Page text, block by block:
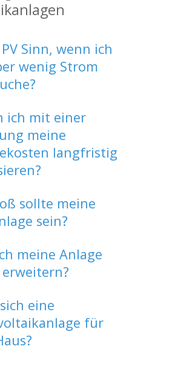
Sinn, wenn ich
wenig Strom
ich mit einer
meine
langfristig
sollte meine
sein?
meine Anlage
eine
für